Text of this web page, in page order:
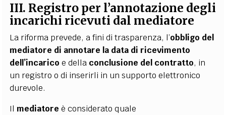
III. Registro per l’annotazione degli
incarichi ricevuti dal mediatore
La riforma prevede, a fini di trasparenza, l’obbligo del
mediatore di annotare la data di ricevimento
dell’incarico e della conclusione del contratto, in
un registro o di inserirli in un supporto elettronico
durevole.
Il mediatoreè considerato quale